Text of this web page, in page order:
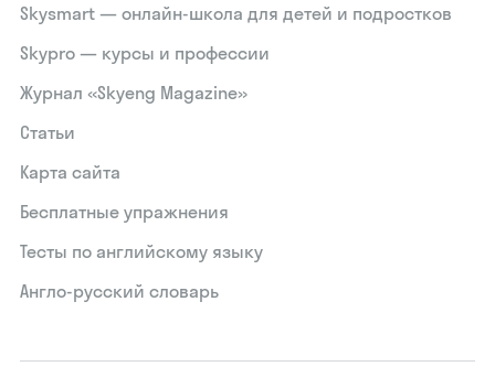
Skysmart — онлайн-школа для детей и подростков
Skypro — курсы и профессии
Журнал «Skyeng Magazine»
Статьи
Карта сайта
Бесплатные упражнения
Тесты по английскому языку
Англо-русский словарь